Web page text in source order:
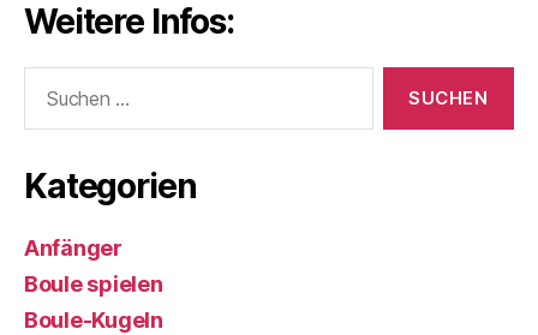
Weitere Infos:
nach:
Kategorien
Anfänger
Boule spielen
Boule-Kugeln